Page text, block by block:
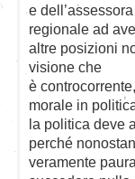
e
regionale ad
altre posizioni
visione che
è
morale in
la politica deve
perché
veramente